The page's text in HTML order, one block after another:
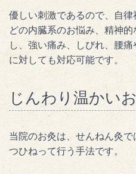
優しい刺激であるので、自
どの内臓系のお悩み、精神
し、強い痛み、しびれ、腰
に対しても対応可能です。
じんわり温かい
当院のお灸は、せんねん灸
つひねって行う手法です。